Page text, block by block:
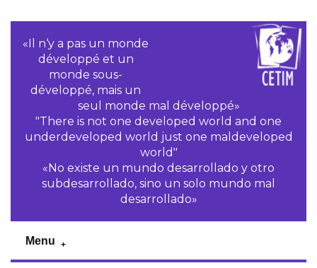
«Il n‘y a pas un monde
développé et un
monde sous-
développé, mais un
seul monde mal développé»
"There is not one developed world and one
underdeveloped world just one maldeveloped
world"
«No existe un mundo desarrollado y otro
subdesarrollado, sino un solo mundo mal
desarrollado»
Menu